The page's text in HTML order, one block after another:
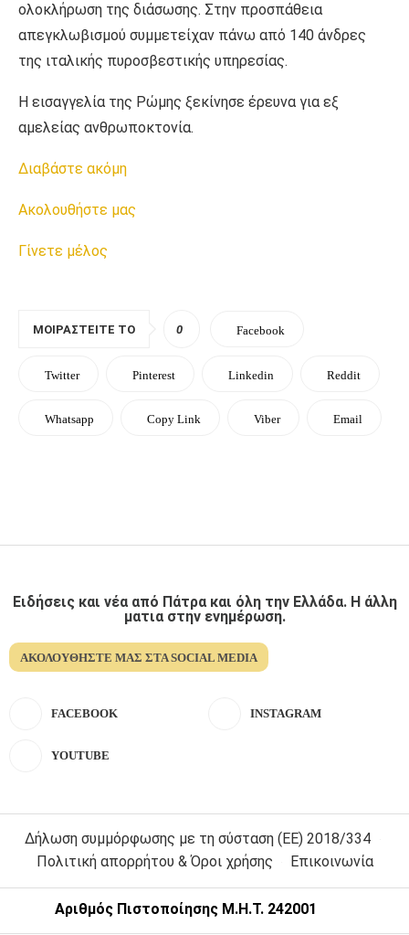
ολοκλήρωση της διάσωσης. Στην προσπάθεια
απεγκλωβισμού συμμετείχαν πάνω από 140 άνδρες
της ιταλικής πυροσβεστικής υπηρεσίας.
Η εισαγγελία της Ρώμης ξεκίνησε έρευνα για εξ
αμελείας ανθρωποκτονία.
Διαβάστε ακόμη
Ακολουθήστε μας
Γίνετε μέλος
ΜΟΙΡΑΣΤΕΊΤΕ ΤΟ 0 Facebook
Twitter Pinterest Linkedin Reddit
Whatsapp Copy Link Viber Email
Ειδήσεις και νέα από Πάτρα και όλη την Ελλάδα. Η άλλη
ματια στην ενημέρωση.
ΑΚΟΛΟΥΘΉΣΤΕ ΜΑΣ ΣΤΑ SOCIAL MEDIA
FACEBOOK INSTAGRAM
YOUTUBE
Δήλωση συμμόρφωσης με τη σύσταση (ΕΕ) 2018/334
Πολιτική απορρήτου & Όροι χρήσης
Επικοινωνία
Αριθμός Πιστοποίησης Μ.Η.Τ. 242001